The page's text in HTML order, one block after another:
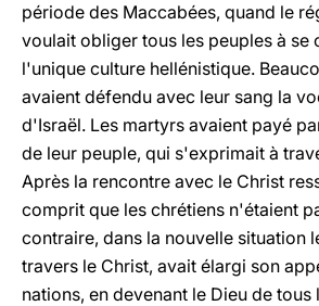
période des Maccabées, quand le
voulait obliger tous les peuples à se
l'unique culture hellénistique.
avaient défendu avec leur sang la
d'Israël. Les martyrs avaient payé
de leur peuple, qui s'exprimait à
Après la rencontre avec le Christ
comprit que les chrétiens n'étaient
contraire, dans la nouvelle situation
travers le Christ, avait élargi son
nations, en devenant le Dieu de tous